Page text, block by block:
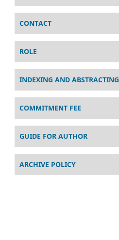
CONTACT
ROLE
INDEXING AND ABSTRACTING
COMMITMENT FEE
GUIDE FOR AUTHOR
ARCHIVE POLICY